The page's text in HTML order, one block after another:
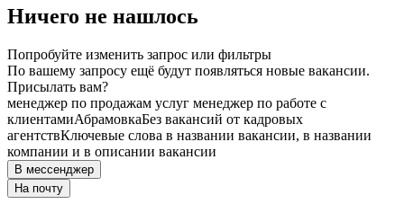
Ничего не нашлось
Попробуйте изменить запрос или фильтры
По вашему запросу ещё будут появляться новые вакансии.
Присылать вам?
менеджер по продажам услуг менеджер по работе с
клиентамиАбрамовкаБез вакансий от кадровых
агентствКлючевые слова в названии вакансии, в названии
компании и в описании вакансии
В мессенджер
На почту